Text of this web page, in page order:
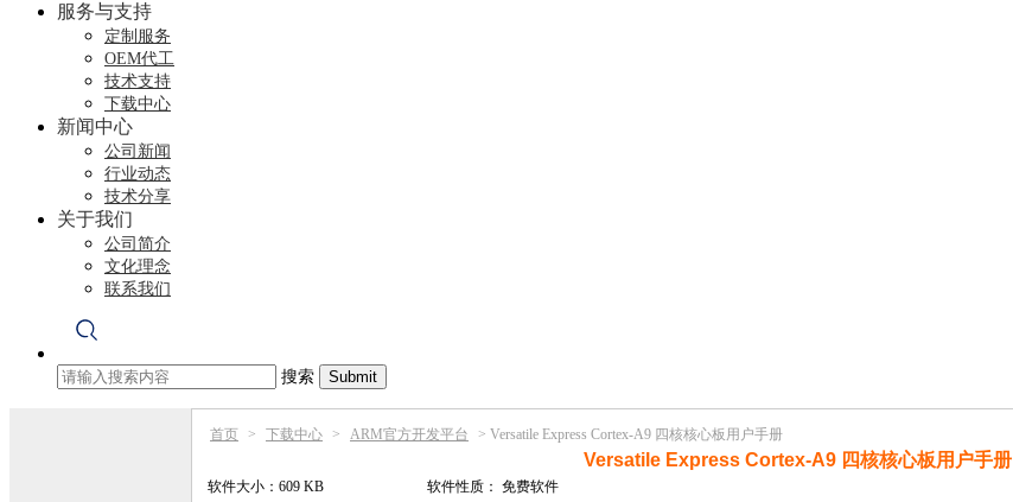
服务与支持
定制服务
OEM代工
技术支持
下载中心
新闻中心
公司新闻
行业动态
技术分享
关于我们
公司简介
文化理念
联系我们
搜索
首页 > 下载中心 > ARM官方开发平台 > Versatile Express Cortex-A9 四核核心板用户手册
Versatile Express Cortex-A9 四核核心板用户手册
软件大小：609 KB 软件性质： 免费软件